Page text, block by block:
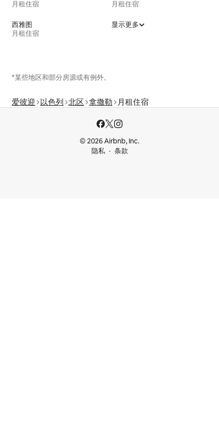
月租住宿 月租住宿
西雅图
月租住宿
显示更多
*某些地区和部分房源或有例外。
爱彼迎 以色列 北区 拿撒勒 月租住宿
© 2026 Airbnb, Inc.
隐私
条款